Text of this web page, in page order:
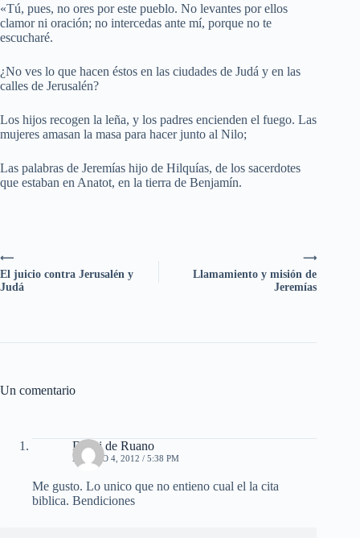
«Tú, pues, no ores por este pueblo. No levantes por ellos
clamor ni oración; no intercedas ante mí, porque no te
escucharé.
¿No ves lo que hacen éstos en las ciudades de Judá y en las
calles de Jerusalén?
Los hijos recogen la leña, y los padres encienden el fuego. Las
mujeres amasan la masa para hacer junto al Nilo;
Las palabras de Jeremías hijo de Hilquías, de los sacerdotes
que estaban en Anatot, en la tierra de Benjamín.
⟶
Llamamiento y misión de
Jeremías
⟵
El juicio contra Jerusalén y
Judá
Un comentario
Deysi de Ruano
AGOSTO 4, 2012 / 5:38 PM
Me gusto. Lo unico que no entieno cual el la cita
biblica. Bendiciones